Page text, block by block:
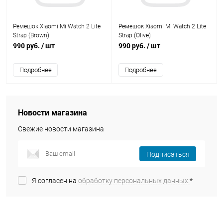
Ремешок Xiaomi Mi Watch 2 Lite
Strap (Brown)
990 руб. / шт
Подробнее
Ремешок Xiaomi Mi Watch 2 Lite
Strap (Olive)
990 руб. / шт
Подробнее
Новости магазина
Свежие новости магазина
Подписаться
Я согласен на обработку персональных данных.*